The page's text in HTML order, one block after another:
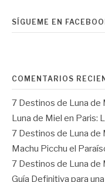
SÍGUEME EN
COMENTARIOS
7 Destinos de Luna de
Luna de Miel en Paris:
7 Destinos de Luna de
Machu Picchu el
7 Destinos de Luna de
Guía Definitiva para